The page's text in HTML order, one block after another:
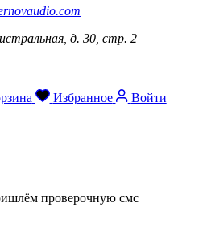
д. 30, стр. 2
Избранное Войти
проверочную смс